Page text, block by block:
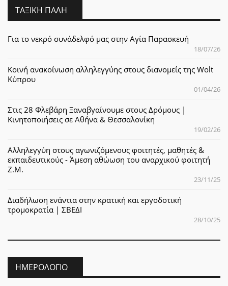
ΤΑΞΙΚΉ ΠΆΛΗ
Για το νεκρό συνάδελφό μας στην Αγία Παρασκευή
18/07/26
Κοινή ανακοίνωση αλληλεγγύης στους διανομείς της Wolt
Κύπρου
01/04/26
Στις 28 Φλεβάρη Ξαναβγαίνουμε στους Δρόμους |
Κινητοποιήσεις σε Αθήνα & Θεσσαλονίκη
19/02/26
Αλληλεγγύη στους αγωνιζόμενους φοιτητές, μαθητές &
εκπαιδευτικούς - Άμεση αθώωση του αναρχικού φοιτητή
Ζ.Μ.
23/11/25
Διαδήλωση ενάντια στην κρατική και εργοδοτική
τρομοκρατία | ΣΒΕΔΙ
28/10/25
ΗΜΕΡΟΛΌΓΙΟ